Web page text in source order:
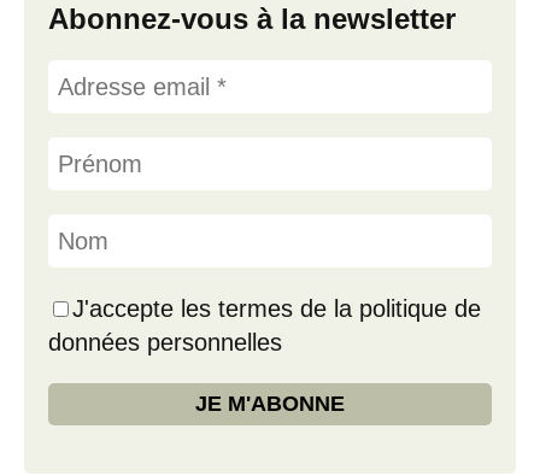
Abonnez-vous à la newsletter
J'accepte les termes de la politique de
données personnelles